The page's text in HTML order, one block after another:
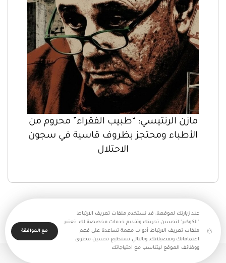
مازن الرنتيسي: “طبيب الفقراء” محروم من
الأطباء ومحتجز بظروف قاسية في سجون
الاحتلال
عند زيارتك لموقعنا، قد نستخدم ملفات تعريف الارتباط
"الكوكيز" لتحسين تجربتك وتقديم خدمات مخصصة لك. تعتبر
ملفات تعريف الارتباط أدوات مهمة تساعدنا على فهم
اهتماماتك وتفضيلاتك، وبالتالي نستطيع تحسين محتوى
ووظائف الموقع ليتناسب مع احتياجاتك
مع الموافقة